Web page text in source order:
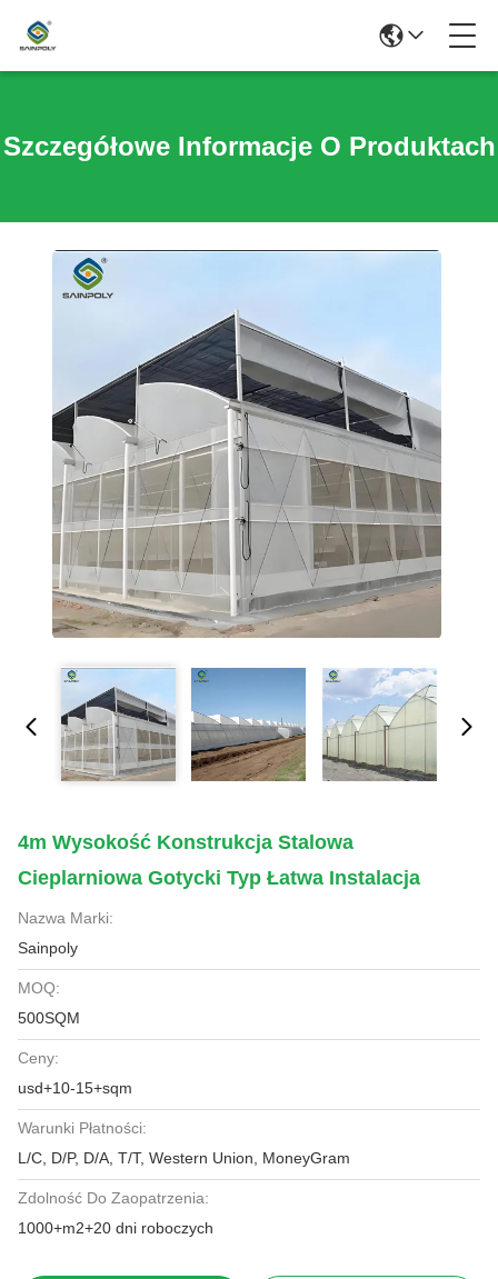
Szczegółowe Informacje O Produktach
4m Wysokość Konstrukcja Stalowa
Cieplarniowa Gotycki Typ Łatwa Instalacja
Nazwa Marki:
Sainpoly
MOQ:
500SQM
Ceny:
usd+10-15+sqm
Warunki Płatności:
L/C, D/P, D/A, T/T, Western Union, MoneyGram
Zdolność Do Zaopatrzenia:
1000+m2+20 dni roboczych